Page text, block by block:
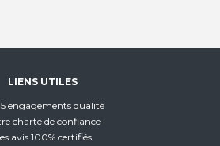
LIENS UTILES
5 engagements qualité
charte de confiance
avis 100% certifiés